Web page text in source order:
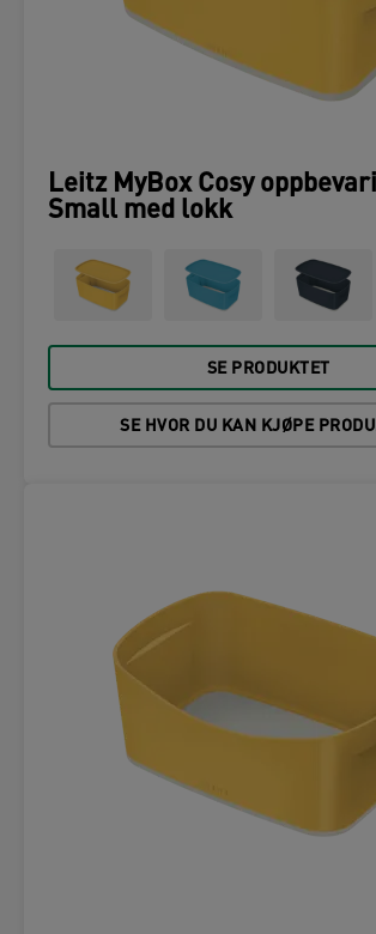
Leitz MyBox Cosy
Small med lokk
SE PRODUKTET
SE HVOR DU KAN KJØPE